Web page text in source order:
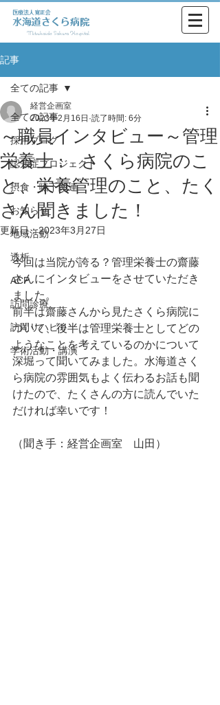
医療法人寛正会
水海道さくら病院
Mitsukaido Sakura Hospital
記事
全ての記事
採用ブログ
認知症プロジェクト
摂食・嚥下関連
お知らせ
地域活動
透析
ACP
訪問診療
訪問リハビリ
学術活動・講演
全ての記事
～職員インタビュー～管理
栄養士 : さくら病院のこ
と、栄養管理のこと、たく
さん聞きました！
経営企画室
2023年2月16日 読了時間: 6分
更新日：2023年3月27日
今回は当院が誇る？管理栄養士の齋藤
さんにインタビューをさせていただき
ました。
前半は齋藤さんから見たさくら病院に
ついて、後半は管理栄養士としてどの
ようなことを考えているのかについて
深堀って聞いてみました。水海道さく
ら病院の雰囲気もよく伝わるお話も聞
けたので、たくさんの方に読んでいた
だければ幸いです！
（聞き手：経営企画室　山田）